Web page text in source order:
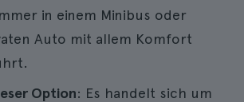
in einem Minibus oder
Auto mit allem Komfort
Option: Es handelt sich um